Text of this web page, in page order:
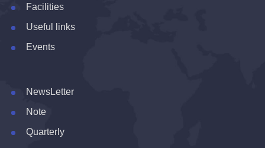
Facilities
Useful links
Events
NewsLetter
Note
Quarterly